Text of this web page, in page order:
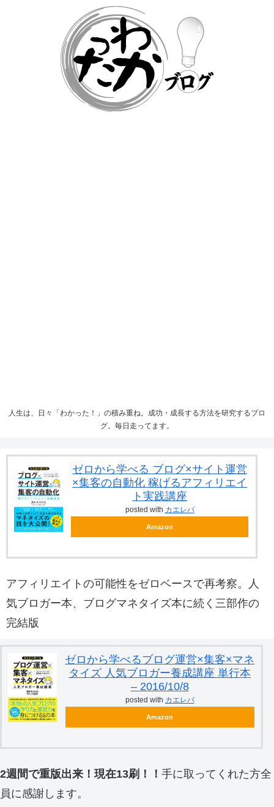
人生は、日々「わかった！」の積み重ね。成功・成長する方法を研究するブロ
グ。毎日走ってます。
ゼロから学べる ブログ×サイト運営
×集客の自動化 稼げるアフィリエイ
ト実践講座
posted with カエレバ
Amazon
アフィリエイトの可能性をゼロベースで再考察。人
気ブロガー本、ブログマネタイズ本に続く三部作の
完結版
ゼロから学べるブログ運営×集客×マネ
タイズ 人気ブロガー養成講座 単行本
– 2016/10/8
posted with カエレバ
Amazon
2週間で重版出来！現在13刷！！ 手に取ってくれた方全
員に感謝します。